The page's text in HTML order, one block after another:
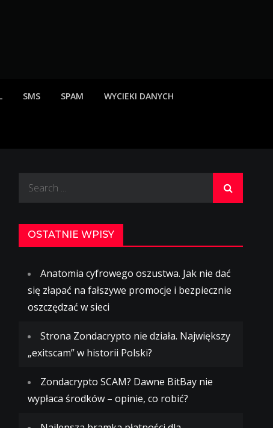
SMS SPAM WYCIEKI DANYCH
OSTATNIE WPISY
Anatomia cyfrowego oszustwa. Jak nie dać
się złapać na fałszywe promocje i bezpiecznie
oszczędzać w sieci
Strona Zondacrypto nie działa. Największy
„exitscam” w historii Polski?
Zondacrypto SCAM? Dawne BitBay nie
wypłaca środków – opinie, co robić?